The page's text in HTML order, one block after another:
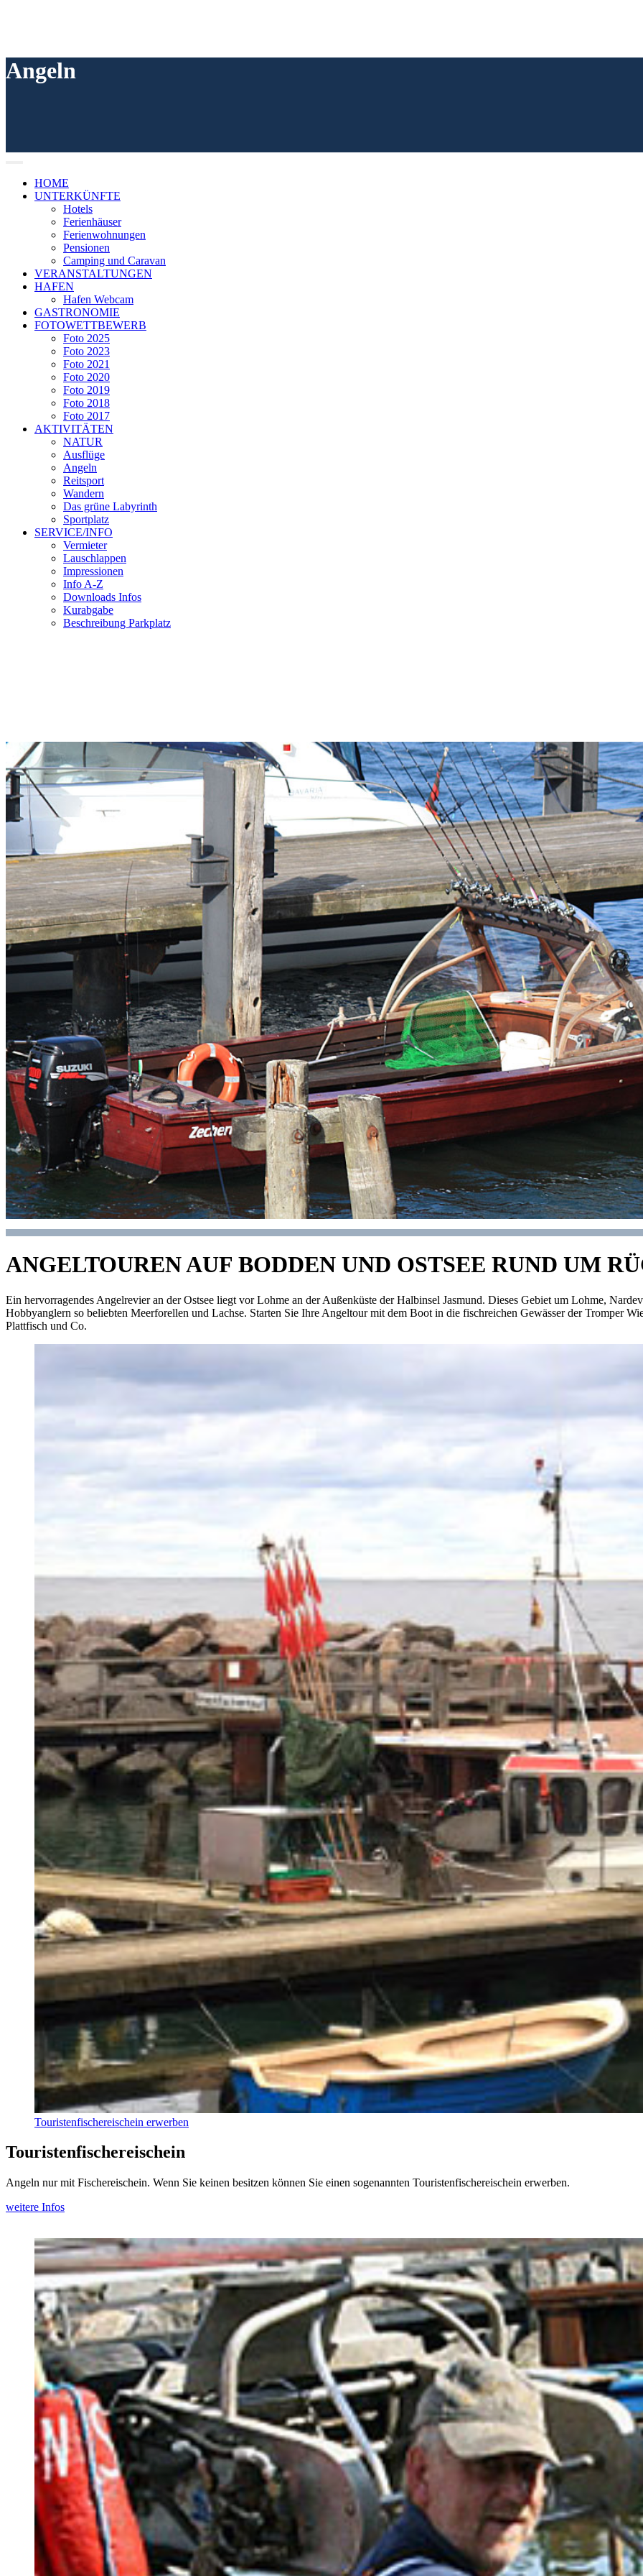
Angeln
HOME
UNTERKÜNFTE
Hotels
Ferienhäuser
Ferienwohnungen
Pensionen
Camping und Caravan
VERANSTALTUNGEN
HAFEN
Hafen Webcam
GASTRONOMIE
FOTOWETTBEWERB
Foto 2025
Foto 2023
Foto 2021
Foto 2020
Foto 2019
Foto 2018
Foto 2017
AKTIVITÄTEN
NATUR
Ausflüge
Angeln
Reitsport
Wandern
Das grüne Labyrinth
Sportplatz
SERVICE/INFO
Vermieter
Lauschlappen
Impressionen
Info A-Z
Downloads Infos
Kurabgabe
Beschreibung Parkplatz
ANGELTOUREN AUF BODDEN UND OSTSEE RUND UM
Ein hervorragendes Angelrevier an der Ostsee liegt vor Lohme an der Außenküste der Halbinsel Jasmund. Dieses Gebiet um Lohme,
Hobbyanglern so beliebten Meerforellen und Lachse. Starten Sie Ihre Angeltour mit dem Boot in die fischreichen Gewässer der Tromper
Plattfisch und Co.
Touristenfischereischein erwerben
Touristenfischereischein
Angeln nur mit Fischereischein. Wenn Sie keinen besitzen können Sie einen sogenannten Touristenfischereischein erwerben.
weitere Infos